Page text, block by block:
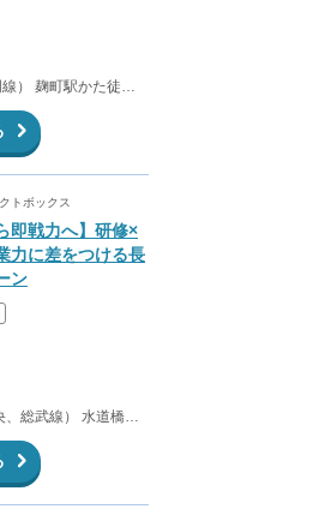
トボックス
即戦力へ】研修×
力に差をつける長
ン